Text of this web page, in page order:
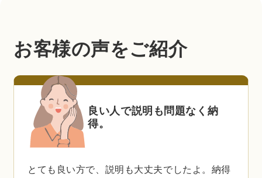
お客様の声をご紹介
良い人で説明も問題なく納
得。
とても良い方で、説明も大丈夫でしたよ。納得